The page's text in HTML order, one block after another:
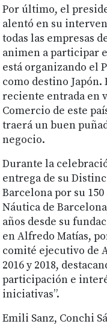
Por último, el
alentó en su
todas las empresas
animen a participar
está organizando el
como destino
reciente entrada en
Comercio de este
traerá un buen
negocio.
Durante la
entrega de su
Barcelona por su
Náutica de
años desde su
en Alfredo Matías,
comité ejecutivo de
2016 y 2018,
participación e
iniciativas”.
Emili Sanz, Conchi